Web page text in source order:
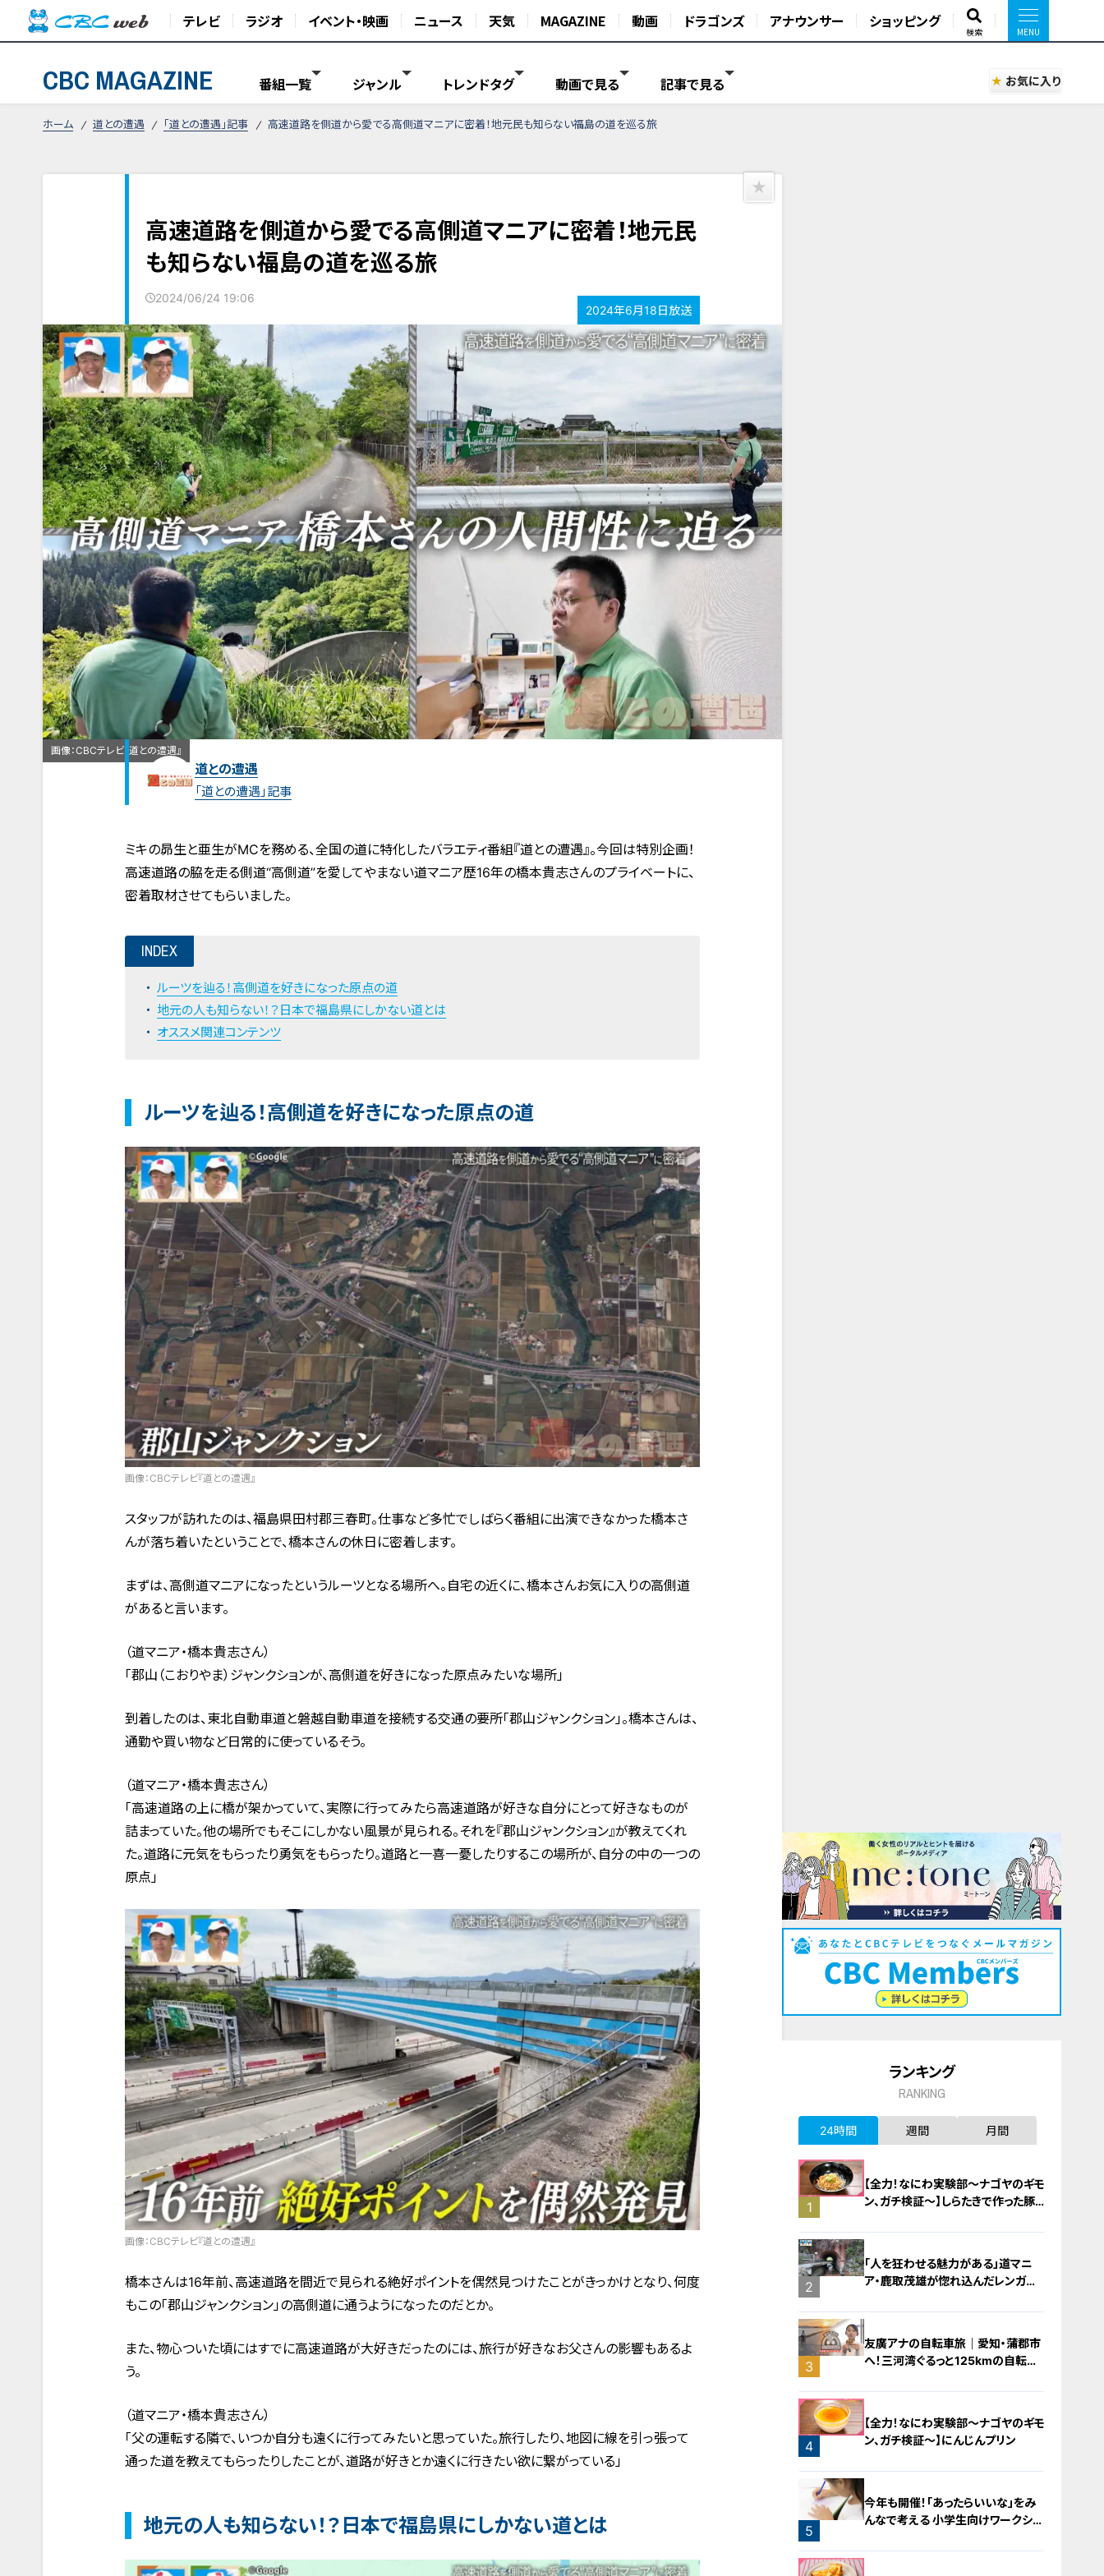
テレビ ラジオ イベント・映画 ニュース 天気 MAGAZINE 動画 ドラゴンズ アナウンサー ショッピング
検索
CBC MAGAZINE 番組一覧 ジャンル トレンドタグ 動画で見る 記事で見る お気に入り
ホーム 道との遭遇 「道との遭遇」記事 高速道路を側道から愛でる高側道マニアに密着！地元民も知らない福島の道を巡る旅
高速道路を側道から愛でる高側道マニアに密着！地元民
も知らない福島の道を巡る旅
2024/06/24 19:06
2024年6月18日放送
画像：CBCテレビ『道との遭遇』
道との遭遇
「道との遭遇」記事
ミキの昴生と亜生がMCを務める、全国の道に特化したバラエティ番組『道との遭遇』。今回は特別企画！
高速道路の脇を走る側道“高側道”を愛してやまない道マニア歴16年の橋本貴志さんのプライベートに、
密着取材させてもらいました。
INDEX
ルーツを辿る！高側道を好きになった原点の道
地元の人も知らない！？日本で福島県にしかない道とは
オススメ関連コンテンツ
ルーツを辿る！高側道を好きになった原点の道
画像：CBCテレビ『道との遭遇』
スタッフが訪れたのは、福島県田村郡三春町。仕事など多忙でしばらく番組に出演できなかった橋本さ
んが落ち着いたということで、橋本さんの休日に密着します。
まずは、高側道マニアになったというルーツとなる場所へ。自宅の近くに、橋本さんお気に入りの高側道
があると言います。
（道マニア・橋本貴志さん）
「郡山（こおりやま）ジャンクションが、高側道を好きになった原点みたいな場所」
到着したのは、東北自動車道と磐越自動車道を接続する交通の要所「郡山ジャンクション」。橋本さんは、
通勤や買い物など日常的に使っているそう。
（道マニア・橋本貴志さん）
「高速道路の上に橋が架かっていて、実際に行ってみたら高速道路が好きな自分にとって好きなものが
詰まっていた。他の場所でもそこにしかない風景が見られる。それを『郡山ジャンクション』が教えてくれ
た。道路に元気をもらったり勇気をもらったり。道路と一喜一憂したりするこの場所が、自分の中の一つの
原点」
画像：CBCテレビ『道との遭遇』
橋本さんは16年前、高速道路を間近で見られる絶好ポイントを偶然見つけたことがきっかけとなり、何度
もこの「郡山ジャンクション」の高側道に通うようになったのだとか。
また、物心ついた頃にはすでに高速道路が大好きだったのには、旅行が好きなお父さんの影響もあるよ
う。
（道マニア・橋本貴志さん）
「父の運転する隣で、いつか自分も遠くに行ってみたいと思っていた。旅行したり、地図に線を引っ張って
通った道を教えてもらったりしたことが、道路が好きとか遠くに行きたい欲に繋がっている」
地元の人も知らない！？日本で福島県にしかない道とは
ランキング
RANKING
24時間 週間 月間
1
【全力！なにわ実験部～ナゴヤのギモ
ン、ガチ検証～】しらたきで作った豚
2
「人を狂わせる魅力がある」道マニ
ア・鹿取茂雄が惚れ込んだレンガの
3
友廣アナの自転車旅｜愛知・蒲郡市
へ！三河湾ぐるっと125kmの自転車
4
【全力！なにわ実験部～ナゴヤのギモ
ン、ガチ検証～】にんじんプリン
5
今年も開催！「あったらいいな」をみ
んなで考える 小学生向けワークショ